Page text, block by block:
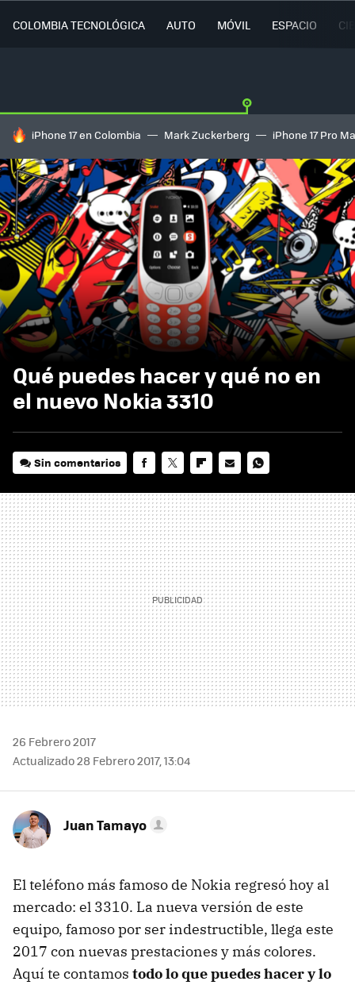
COLOMBIA TECNOLÓGICA AUTO MÓVIL ESPACIO
HOY SE HABLA DE
iPhone 17 en Colombia Mark Zuckerberg iPhone 17 Pro
Qué puedes hacer y qué no en
el nuevo Nokia 3310
Sin comentarios
MAIL
26 Febrero 2017
Actualizado 28 Febrero 2017, 13:04
Juan Tamayo
El teléfono más famoso de Nokia regresó hoy al
mercado: el 3310. La nueva versión de este
equipo, famoso por ser indestructible, llega este
2017 con nuevas prestaciones y más colores.
Aquí te contamos todo lo que puedes hacer y lo